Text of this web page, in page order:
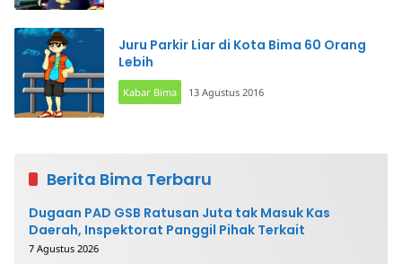
Juru Parkir Liar di Kota Bima 60 Orang
Lebih
Kabar Bima 13 Agustus 2016
Berita Bima Terbaru
Dugaan PAD GSB Ratusan Juta tak Masuk Kas
Daerah, Inspektorat Panggil Pihak Terkait
7 Agustus 2026